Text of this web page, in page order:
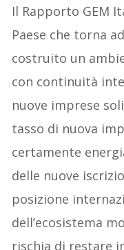
Il Rapporto GEM
Paese che torna
costruito un
con continuità
nuove imprese
tasso di nuova
certamente
delle nuove
posizione
dell’ecosistema
rischia di restare